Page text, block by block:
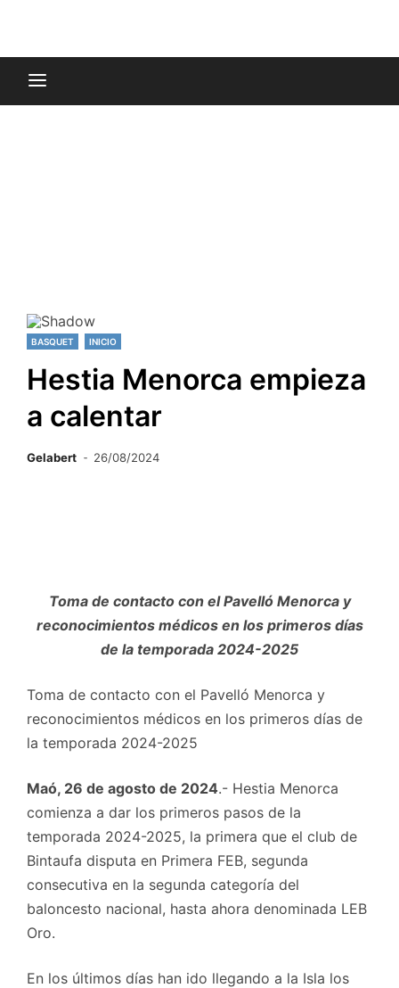
BASQUET INICIO
Hestia Menorca empieza
a calentar
Gelabert 26/08/2024
Toma de contacto con el Pavelló Menorca y
reconocimientos médicos en los primeros días
de la temporada 2024-2025
Toma de contacto con el Pavelló Menorca y
reconocimientos médicos en los primeros días de
la temporada 2024-2025
Maó, 26 de agosto de 2024.- Hestia Menorca
comienza a dar los primeros pasos de la
temporada 2024-2025, la primera que el club de
Bintaufa disputa en Primera FEB, segunda
consecutiva en la segunda categoría del
baloncesto nacional, hasta ahora denominada LEB
Oro.
En los últimos días han ido llegando a la Isla los